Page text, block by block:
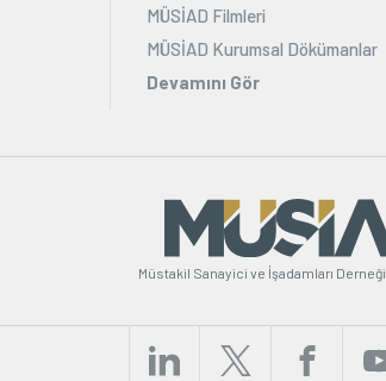
MÜSİAD Filmleri
MÜSİAD Kurumsal Dökümanlar
Devamını Gör
Müstakil Sanayici ve İşadamları Derneği